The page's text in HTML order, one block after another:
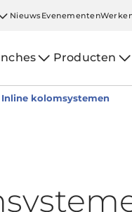
NieuwsEvenementen
Producten
Inline kolomsystemen